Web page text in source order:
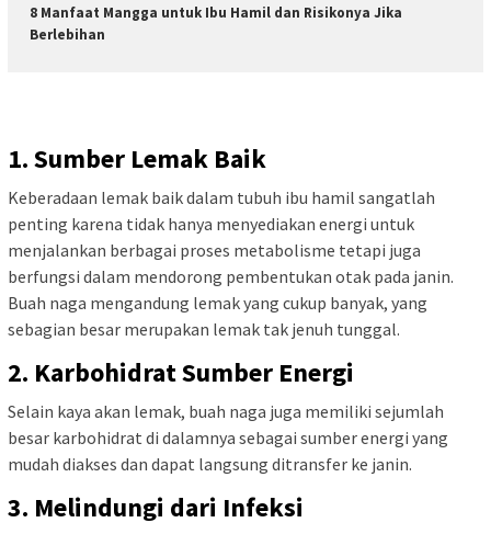
8 Manfaat Mangga untuk Ibu Hamil dan Risikonya Jika
Berlebihan
1. Sumber Lemak Baik
Keberadaan lemak baik dalam tubuh ibu hamil sangatlah
penting karena tidak hanya menyediakan energi untuk
menjalankan berbagai proses metabolisme tetapi juga
berfungsi dalam mendorong pembentukan otak pada janin.
Buah naga mengandung lemak yang cukup banyak, yang
sebagian besar merupakan lemak tak jenuh tunggal.
2. Karbohidrat Sumber Energi
Selain kaya akan lemak, buah naga juga memiliki sejumlah
besar karbohidrat di dalamnya sebagai sumber energi yang
mudah diakses dan dapat langsung ditransfer ke janin.
3. Melindungi dari Infeksi